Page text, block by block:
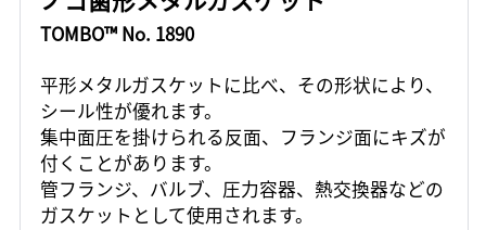
TOMBO™ No. 1890
平形メタルガスケットに比べ、その形状により、
シール性が優れます。
集中面圧を掛けられる反面、フランジ面にキズが
付くことがあります。
管フランジ、バルブ、圧力容器、熱交換器などの
ガスケットとして使用されます。